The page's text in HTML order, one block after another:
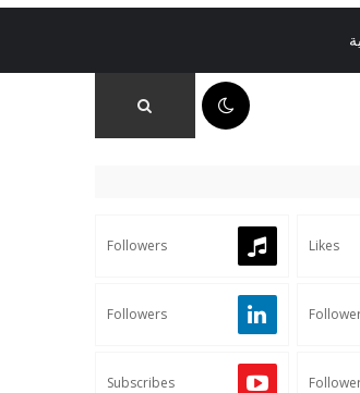
Likes
Followers
Followers
Subscribes